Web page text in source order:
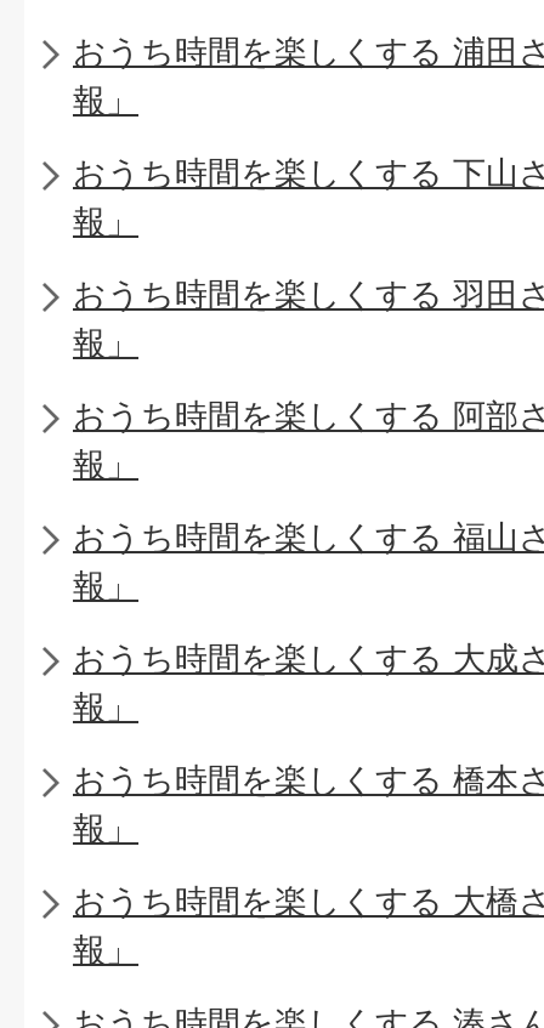
おうち時間を楽しくする 浦田
報」
おうち時間を楽しくする 下山
報」
おうち時間を楽しくする 羽田
報」
おうち時間を楽しくする 阿部
報」
おうち時間を楽しくする 福山
報」
おうち時間を楽しくする 大成
報」
おうち時間を楽しくする 橋本
報」
おうち時間を楽しくする 大橋
報」